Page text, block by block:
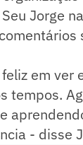
Jorge
em ver
tempos.
- disse